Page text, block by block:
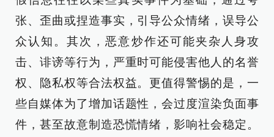
张、歪曲或捏造事实，引导公众情绪，误导公
众认知。其次，恶意炒作还可能夹杂人身攻
击、诽谤等行为，严重时可能侵害他人的名誉
权、隐私权等合法权益。更值得警惕的是，一
些自媒体为了增加话题性，会过度渲染负面事
件，甚至故意制造恐慌情绪，影响社会稳定。